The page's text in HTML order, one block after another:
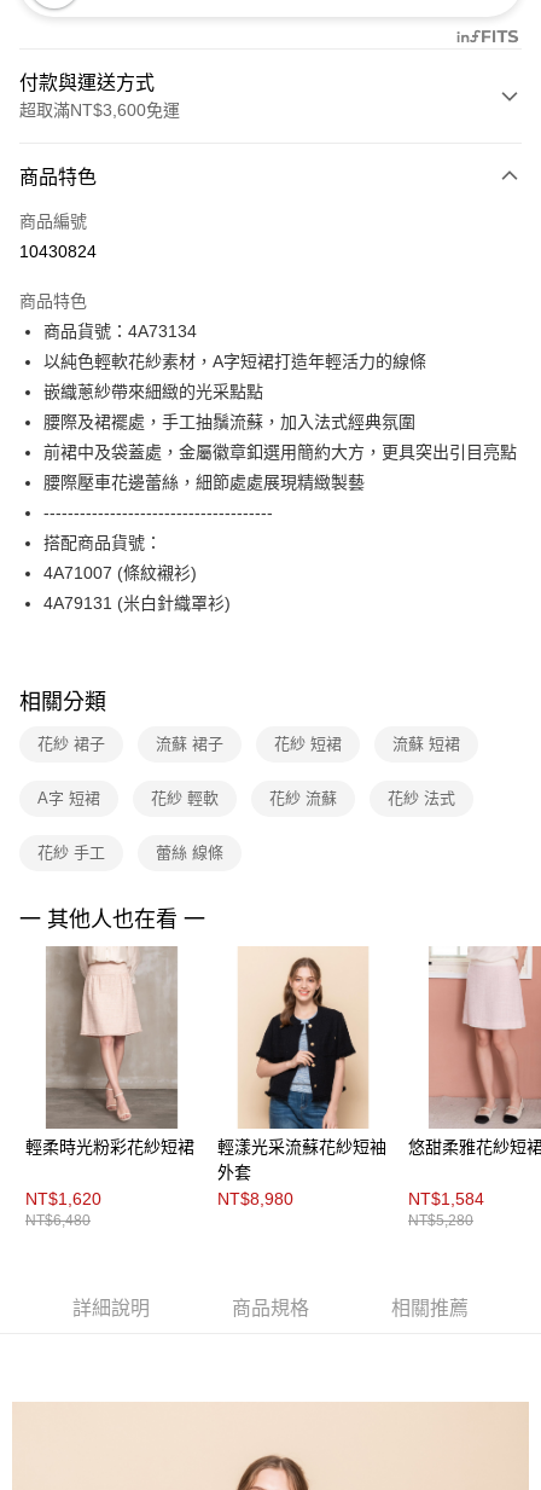
付款與運送方式
超取滿NT$3,600免運
信用卡一次付款
信用卡分期付款
合作金庫商業銀行
華南商業銀行
上海商業儲蓄銀行
台北富邦商業銀行
國泰世華商業銀行
臺灣中小企業銀行
台中商業銀行
匯豐（台灣）商業銀行
華泰商業銀行
聯邦商業銀行
遠東國際商業銀行
元大商業銀行
永豐商業銀行
玉山商業銀行
台新國際商業銀行
台灣樂天信用卡公司
超商取貨付款
LINE Pay
Apple Pay
街口支付
【關於「AFTEE先享後付」】
AFTEE先享後付是「在收到商品之後才付款」的支付方式。 讓您購物簡單
便利好安心！
【「AFTEE先享後付」結帳流程】
結帳頁面，進行簡訊認證並確認金額後，即可完成結帳。
３．收到繳費通知簡訊後14天內，點擊此簡訊中的連結，可透過四大超商／
購買商品的店家。未經商家同意取消之訂單仍視為有效，需透過AFTEE先享
※ 交易是否成功請以「AFTEE先享後付 」之結帳頁面顯示為準，若有關於
是否繳費成功／繳費後需取消欲退款等相關疑問，請聯繫「AFTEE先享後付
客戶支援中心」https://netprotections.freshdesk.com/support/home
【注意事項】
１．透過由恩沛科技股份有限公司提供之「AFTEE先享後付」服務完成之交
易，需依本服務之必要範圍內提供個人資料，並將交易相關給付款項請求債
權轉讓予恩沛科技股份有限公司。
２．關於個人資料處理事宜，請瀏覽以下網址：
https://aftee.tw/terms/#terms3
３．未成年的使用者請事先徵得法定代理人或監護人之同意方可使用
「AFTEE先享後付」，若未經同意申辦者引起之損失，本公司不負相關責
時審查核予不同之上限額度；若仍有額度不足之情形，本公司將視審查結果
請求用戶進行身份認證。
ATM付款
每筆NT$90，滿NT$3,600(含以上)免運費
付款後全家FamilyMart取貨
每筆NT$90，滿NT$3,600(含以上)免運費
付款後7-11取貨
黑貓宅配
每筆NT$90，滿NT$3,600(含以上)免運費
離島宅配 (蘭嶼恕不配送)
每筆NT$200，滿NT$8,000(含以上)免運費
付款後門市自取
商品特色
商品編號
10430824
商品特色
商品貨號：4A73134
以純色輕軟花紗素材，A字短裙打造年輕活力的線條
嵌織蔥紗帶來細緻的光采點點
腰際及裙襬處，手工抽鬚流蘇，加入法式經典氛圍
前裙中及袋蓋處，金屬徽章釦選用簡約大方，更具突出引目亮點
腰際壓車花邊蕾絲，細節處處展現精緻製藝
--------------------------------------
搭配商品貨號：
4A71007 (條紋襯衫)
4A79131 (米白針織罩衫)
相關分類
花紗 裙子 流蘇 裙子 花紗 短裙 流蘇 短裙
A字 短裙 花紗 輕軟 花紗 流蘇 花紗 法式
花紗 手工 蕾絲 線條
一 其他人也在看 一
輕柔時光粉彩花紗短裙
NT$1,620
NT$6,480
輕漾光采流蘇花紗短袖
外套
NT$8,980
悠甜柔雅花紗短
NT$1,584
NT$5,280
詳細說明 商品規格 相關推薦